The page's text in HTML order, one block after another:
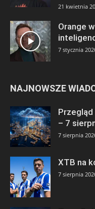
21 kwietnia
Orange
7 stycznia
NAJNOWSZE
– 7
7 sierpnia
XTB na
7 sierpnia